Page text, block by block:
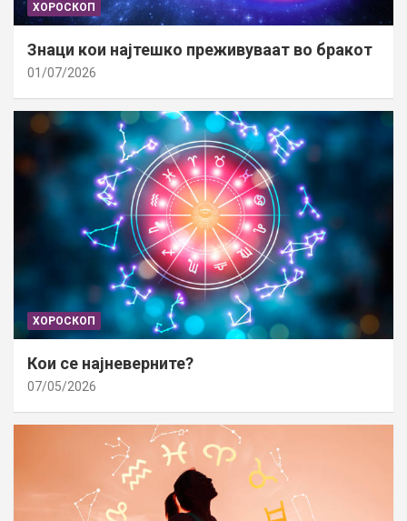
ХОРОСКОП
Знаци кои најтешко преживуваат во бракот
01/07/2026
ХОРОСКОП
Кои се најневерните?
07/05/2026